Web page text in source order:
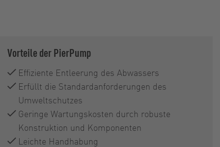
Vorteile der PierPump
Effiziente Entleerung des Abwassers
Erfüllt die Standardanforderungen des
Umweltschutzes
Geringe Wartungskosten durch robuste
Konstruktion und Komponenten
Leichte Handhabung